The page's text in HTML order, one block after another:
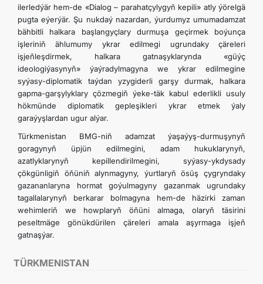
TÜRKMENISTAN
ilerledýär hem-de «Dialog – parahatçylygyň kepili» atly ýörelgä
pugta eýerýär. Şu nukdaý nazardan, ýurdumyz umumadamzat
bähbitli halkara başlangyçlary durmuşa geçirmek boýunça
işleriniň ählumumy ykrar edilmegi ugrundaky çäreleri
işjeňleşdirmek, halkara gatnaşyklarynda «güýç
ideologiýasynyň» ýaýradylmagyna we ykrar edilmegine
syýasy-diplomatik taýdan yzygiderli garşy durmak, halkara
gapma-garşylyklary çözmegiň ýeke-täk kabul ederlikli usuly
hökmünde diplomatik gepleşikleri ykrar etmek ýaly
garaýyşlardan ugur alýar.
Türkmenistan BMG-niň adamzat ýaşaýyş-durmuşynyň
goragynyň üpjün edilmegini, adam hukuklarynyň,
azatlyklarynyň kepillendirilmegini, syýasy-ykdysady
çökgünligiň öňüniň alynmagyny, ýurtlaryň ösüş çygryndaky
gazananlaryna hormat goýulmagyny gazanmak ugrundaky
tagallalarynyň berkarar bolmagyna hem-de häzirki zaman
wehimleriň we howplaryň öňüni almaga, olaryň täsirini
peseltmäge gönükdürilen çäreleri amala aşyrmaga işjeň
gatnaşýar.